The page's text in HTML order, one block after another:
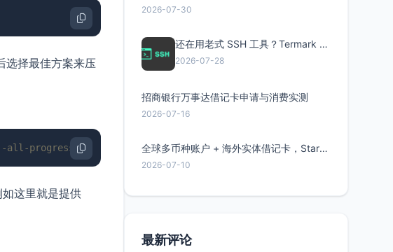
选择最佳方案来压
progressive
这里就是提供
2026-07-30
还在用老式 SSH 工具？Termark 新一代跨平台智能SSH客户端了解一下
2026-07-28
招商银行万事达借记卡申请与消费实测
2026-07-16
全球多币种账户 + 海外实体借记卡，Starryblu开户教程与注意事项
2026-07-10
最新评论